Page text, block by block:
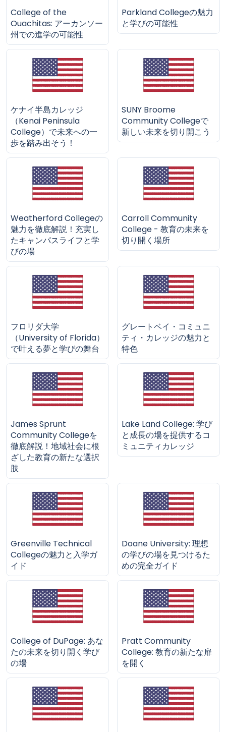
College of the
Ouachitas: アーカンソー
州での進学の可能性
Parkland Collegeの魅力
と学びの可能性
ケナイ半島カレッジ
（Kenai Peninsula
College）で未来への一
歩を踏み出そう！
SUNY Broome
Community Collegeで
新しい未来を切り開こう
Weatherford Collegeの
魅力を徹底解説！充実し
たキャンパスライフと学
びの場
Carroll Community
College - 教育の未来を
切り開く場所
フロリダ大学
（University of Florida）
で叶える夢と学びの舞台
グレートベイ・コミュニ
ティ・カレッジの魅力と
特色
James Sprunt
Community Collegeを
徹底解説！地域社会に根
ざした教育の新たな選択
肢
Lake Land College: 学び
と成長の場を提供するコ
ミュニティカレッジ
Greenville Technical
Collegeの魅力と入学ガ
イド
Doane University: 理想
の学びの場を見つけるた
めの完全ガイド
College of DuPage: あな
たの未来を切り開く学び
の場
Pratt Community
College: 教育の新たな扉
を開く